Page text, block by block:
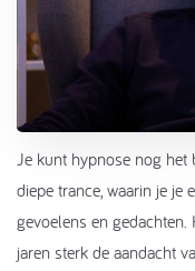
Je kunt hypnose nog het
diepe trance, waarin je je
gevoelens en
jaren sterk de aandacht